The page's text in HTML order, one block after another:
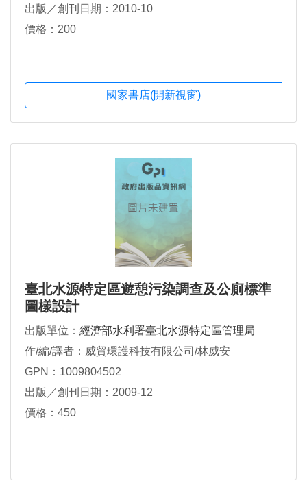
出版／創刊日期：2010-10
價格：200
國家書店(開新視窗)
臺北水源特定區遊憩污染調查及公廁標準
圖樣設計
出版單位： 經濟部水利署臺北水源特定區管理局
作/編/譯者：威貿環護科技有限公司/林威安
GPN：1009804502
出版／創刊日期：2009-12
價格：450